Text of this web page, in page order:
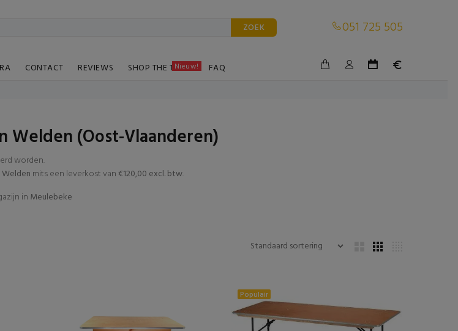
ZOEK 051 725 505
CONTACT REVIEWS SHOP THE TABLE
Nieuw! FAQ
Welden (Oost-Vlaanderen)
worden.
Welden mits een leverkost van€120,00 excl. btw.
in Meulebeke
Populair